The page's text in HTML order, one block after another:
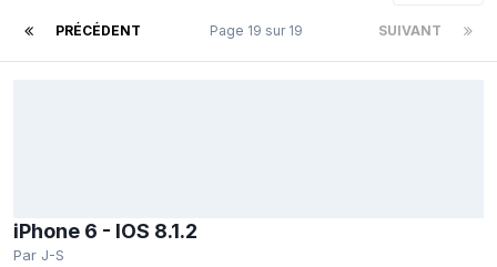
PRÉCÉDENT SUIVANT
Page 19 sur 19
iPhone 6 - IOS 8.1.2
Par J-S